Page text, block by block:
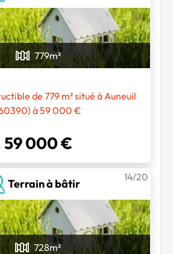
779m²
de 779 m² situé à Auneuil
à 59 000 €
59 000 €
Terrain à bâtir
14/20
728m²